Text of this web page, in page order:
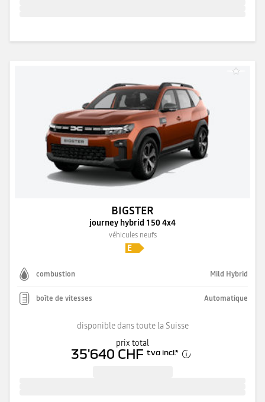
BIGSTER
journey hybrid 150 4x4
véhicules neufs
combustion Mild Hybrid
boîte de vitesses Automatique
disponible dans toute la Suisse
prix total
35'640 CHF tva incl.*